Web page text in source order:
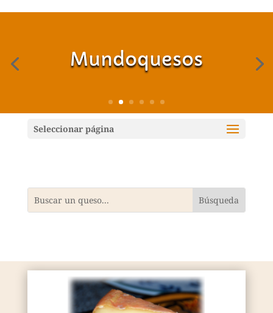
Mundoquesos
Seleccionar página